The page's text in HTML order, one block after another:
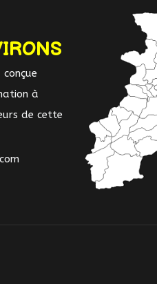
à
de cette